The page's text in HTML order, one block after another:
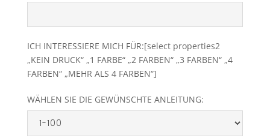
ICH INTERESSIERE MICH FÜR:[select properties2
„KEIN DRUCK“ „1 FARBE“ „2 FARBEN“ „3 FARBEN“ „4
FARBEN“ „MEHR ALS 4 FARBEN“]
WÄHLEN SIE DIE GEWÜNSCHTE ANLEITUNG: